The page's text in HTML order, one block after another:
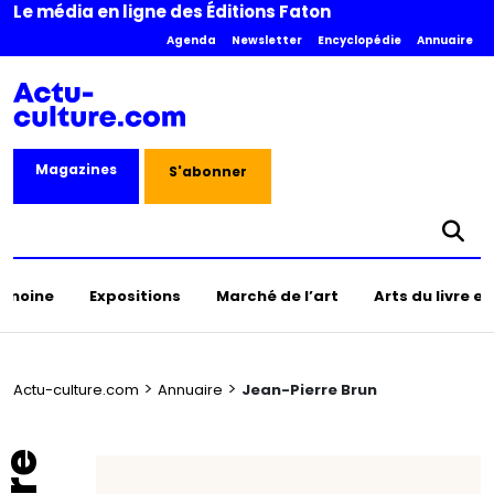
Le média en ligne des Éditions Faton
Agenda Newsletter Encyclopédie Annuaire
Magazines S'abonner
Expositions Marché de l’art Arts du livre
Actu-culture.com > Annuaire > Jean-Pierre Brun